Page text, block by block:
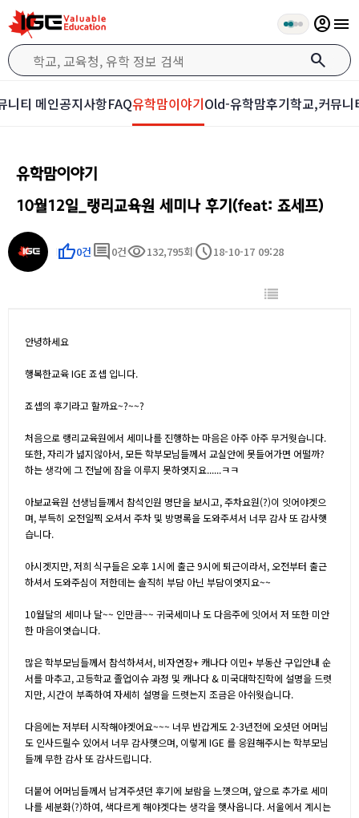
search
account_circlemenu
니티 메인공지사항FAQ유학맘이야기Old-유학맘후기학교,커뮤니
유학맘이야기
10월12일_랭리교육원 세미나 후기(feat: 죠세프)
thumb_up0건 comment 0건visibility132,795회 schedule18-10-17 09:28
안녕하세요
행복한교육 IGE 죠셉 입니다.
죠셉의 후기라고 할까요~?~~?
처음으로 랭리교육원에서 세미나를 진행하는 마음은 아주 아주 무거웟습니다.
또한, 자리가 넓지않아서, 모든 학부모님들께서 교실안에 못들어가면 어떨까?
하는 생각에 그 전날에 잠을 이루지 못하엿지요......ㅋㅋ
아보교육원 선생님들께서 참석인원 명단을 보시고, 주차요원(?)이 잇어야겟으
며, 부득히 오전일찍 오셔서 주차 및 방명록을 도와주셔서 너무 감사 또 감사햇
습니다.
아시겟지만, 저희 식구들은 오후 1시에 출근 9시에 퇴근이라서, 오전부터 출근
하셔서 도와주심이 저한데는 솔직히 부담 아닌 부담이엿지요~~
10월달의 세미나 달~~ 인만큼~~ 귀국세미나 도 다음주에 잇어서 저 또한 미안
한 마음이엿습니다.
많은 학부모님들께서 참석하셔서, 비자연장+ 캐나다 이민+ 부동산 구입안내 순
서를 마추고, 고등학교 졸업이슈 과정 및 캐나다 & 미국대학진학에 설명을 드렷
지만, 시간이 부족하여 자세히 설명을 드렷는지 조금은 아쉬웟습니다.
다음에는 저부터 시작해야겟어요~~~ 너무 반갑게도 2-3년전에 오셧던 어머님
도 인사드릴수 있어서 너무 감사햇으며, 이렇게 IGE 를 응원해주시는 학부모님
들께 무한 감사 또 감사드립니다.
더붙어 어머님들께서 남겨주셧던 후기에 보람을 느꼇으며, 앞으로 추가로 세미
나를 세분화(?)하여, 색다르게 해야겟다는 생각을 햇사옵니다. 서울에서 계시는